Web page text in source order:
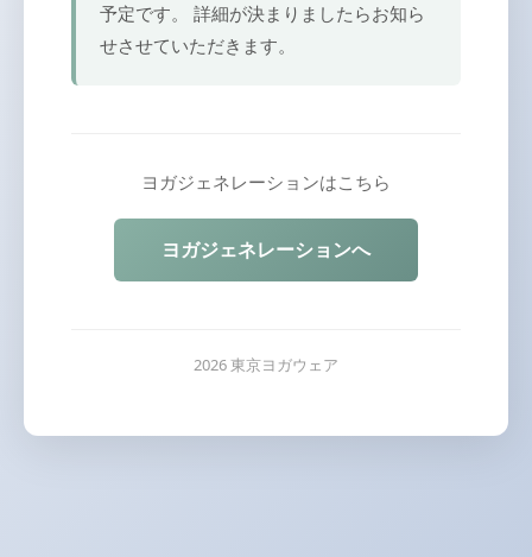
予定です。 詳細が決まりましたらお知ら
せさせていただきます。
ヨガジェネレーションはこちら
ヨガジェネレーションへ
2026 東京ヨガウェア